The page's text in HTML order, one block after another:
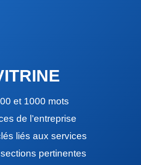
et 1000 mots
de l’entreprise
liés aux services
pertinentes